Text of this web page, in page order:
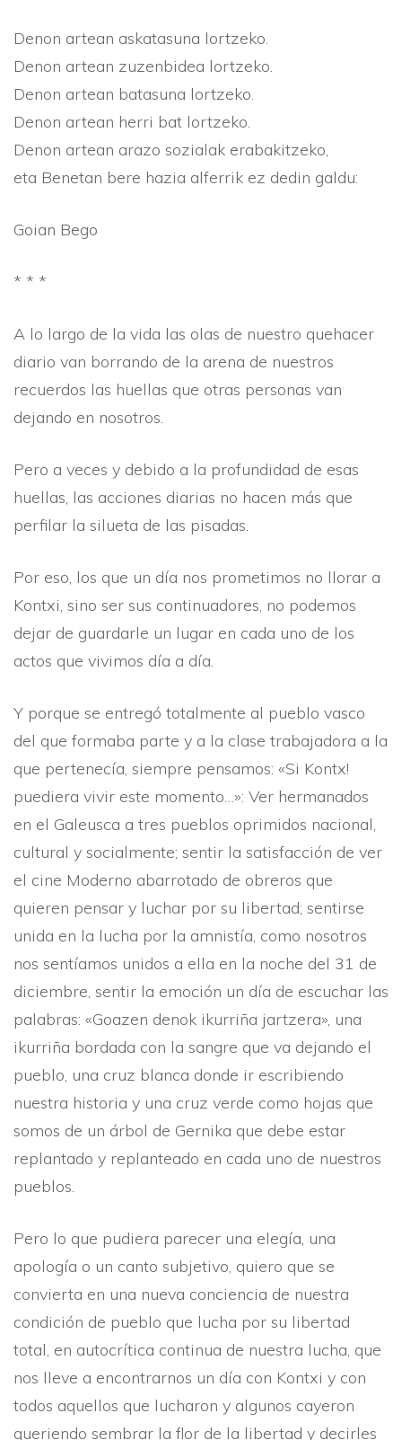
Denon artean askatasuna lortzeko.
Denon artean zuzenbidea lortzeko.
Denon artean batasuna lortzeko.
Denon artean herri bat lortzeko.
Denon artean arazo sozialak erabakitzeko,
eta Benetan bere hazia alferrik ez dedin galdu:
Goian Bego
* * *
A lo largo de la vida las olas de nuestro quehacer
diario van borrando de la arena de nuestros
recuerdos las huellas que otras personas van
dejando en nosotros.
Pero a veces y debido a la profundidad de esas
huellas, las acciones diarias no hacen más que
perfilar la silueta de las pisadas.
Por eso, los que un dí­a nos prometimos no llorar a
Kontxi, sino ser sus continuadores, no podemos
dejar de guardarle un lugar en cada uno de los
actos que vivimos dí­a a dí­a.
Y porque se entregó totalmente al pueblo vasco
del que formaba parte y a la clase trabajadora a la
que pertenecí­a, siempre pensamos: «Si Kontx!
puediera vivir este momento…»: Ver hermanados
en el Galeusca a tres pueblos oprimidos nacional,
cultural y socialmente; sentir la satisfacción de ver
el cine Moderno abarrotado de obreros que
quieren pensar y luchar por su libertad; sentirse
unida en la lucha por la amnistí­a, como nosotros
nos sentí­amos unidos a ella en la noche del 31 de
diciembre, sentir la emoción un dí­a de escuchar las
palabras: «Goazen denok ikurriña jartzera», una
ikurriña bordada con la sangre que va dejando el
pueblo, una cruz blanca donde ir escribiendo
nuestra historia y una cruz verde como hojas que
somos de un árbol de Gernika que debe estar
replantado y replanteado en cada uno de nuestros
pueblos.
Pero lo que pudiera parecer una elegí­a, una
apologí­a o un canto subjetivo, quiero que se
convierta en una nueva conciencia de nuestra
condición de pueblo que lucha por su libertad
total, en autocrí­tica continua de nuestra lucha, que
nos lleve a encontrarnos un dí­a con Kontxi y con
todos aquellos que lucharon y algunos cayeron
queriendo sembrar la flor de la libertad y decirles